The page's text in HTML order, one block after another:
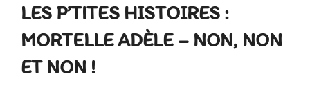
LES P’TITES HISTOIRES :
MORTELLE ADÈLE – NON, NON
ET NON !